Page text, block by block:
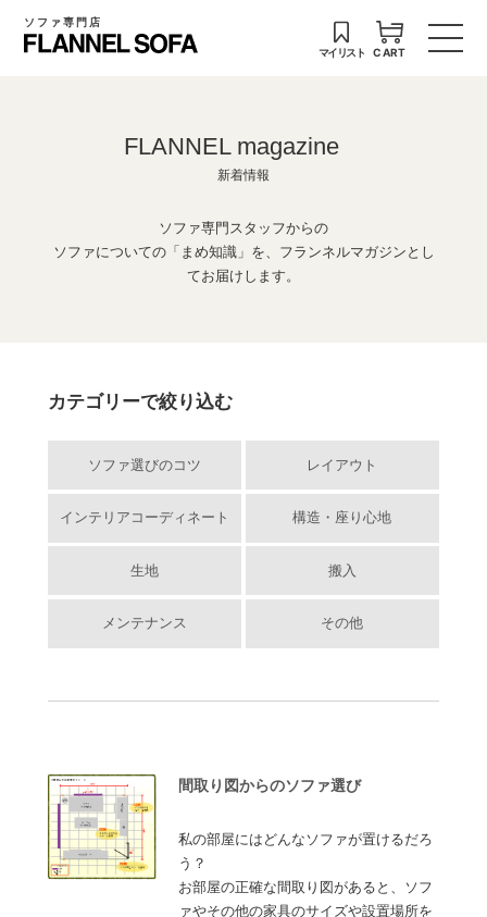
ソファ専門店
マイリスト CART
FLANNEL magazine
新着情報
ソファ専門スタッフからの
ソファについての「まめ知識」を、フランネルマガジンとし
てお届けします。
カテゴリーで絞り込む
ソファ選びのコツ レイアウト
インテリアコーディネート 構造・座り心地
生地 搬入
メンテナンス その他
間取り図からのソファ選び
私の部屋にはどんなソファが置けるだろ
う？
お部屋の正確な間取り図があると、ソフ
ァやその他の家具のサイズや設置場所を